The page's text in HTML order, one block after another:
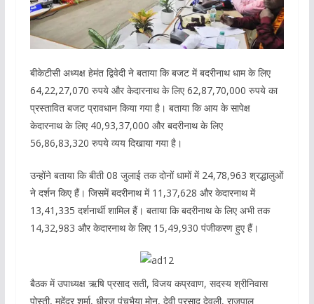
बीकेटीसी अध्यक्ष हेमंत द्विवेदी ने बताया कि बजट में बदरीनाथ धाम के लिए
64,22,27,070 रुपये और केदारनाथ के लिए 62,87,70,000 रुपये का
प्रस्तावित बजट प्रावधान किया गया है। बताया कि आय के सापेक्ष
केदारनाथ के लिए 40,93,37,000 और बदरीनाथ के लिए
56,86,83,320 रुपये व्यय दिखाया गया है।
उन्होंने बताया कि बीती 08 जुलाई तक दोनों धामों में 24,78,963 श्रद्धालुओं
ने दर्शन किए हैं। जिसमें बदरीनाथ में 11,37,628 और केदारनाथ में
13,41,335 दर्शनार्थी शामिल हैं। बताया कि बदरीनाथ के लिए अभी तक
14,32,983 और केदारनाथ के लिए 15,49,930 पंजीकरण हुए हैं।
बैठक में उपाध्यक्ष ऋषि प्रसाद सती, विजय कप्रवाण, सदस्य श्रीनिवास
पोस्ती, महेंद्र शर्मा, धीरज पंचभैया मोनू, देवी प्रसाद देवली, राजपाल